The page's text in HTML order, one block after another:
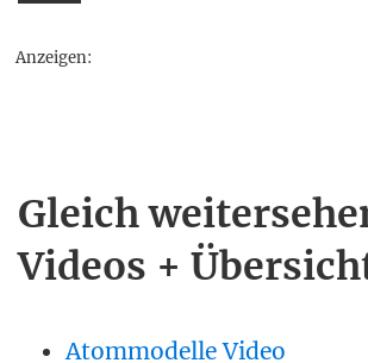
Anzeigen:
Gleich
Videos +
Atommodelle Video